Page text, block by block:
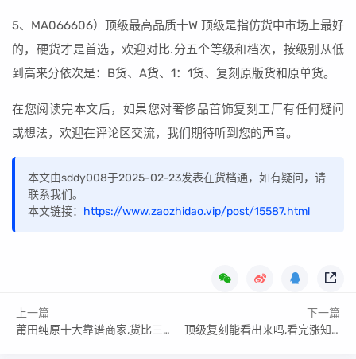
5、MA066606）顶级最高品质十W 顶级是指仿货中市场上最好
的，硬货才是首选，欢迎对比.分五个等级和档次，按级别从低
到高来分依次是：B货、A货、1：1货、复刻原版货和原单货。
在您阅读完本文后，如果您对奢侈品首饰复刻工厂有任何疑问
或想法，欢迎在评论区交流，我们期待听到您的声音。
本文由sddy008于2025-02-23发表在货档通，如有疑问，请
联系我们。
本文链接： https://www.zaozhidao.vip/post/15587.html
上一篇
莆田纯原十大靠谱商家,货比三家很重要
下一篇
顶级复刻能看出来吗,看完涨知识了！